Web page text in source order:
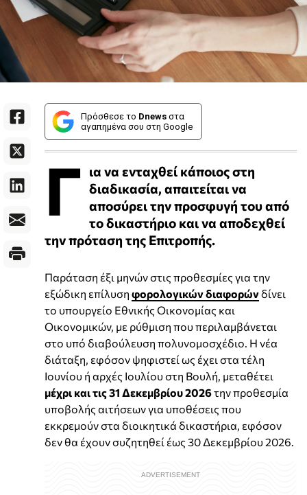
Πρόσθεσε το Dnews στα
αγαπημένα σου στη Google
Γ ια να ενταχθεί κάποιος στη
διαδικασία, απαιτείται να
αποσύρει την προσφυγή του από
το δικαστήριο και να αποδεχθεί
την πρόταση της Επιτροπής.
Παράταση έξι μηνών στις προθεσμίες για την
εξώδικη επίλυση φορολογικών διαφορώνδίνει
το υπουργείο Εθνικής Οικονομίας και
Οικονομικών, με ρύθμιση που περιλαμβάνεται
στο υπό διαβούλευση πολυνομοσχέδιο. Η νέα
διάταξη, εφόσον ψηφιστεί ως έχει στα τέλη
Ιουνίου ή αρχές Ιουλίου στη Βουλή, μεταθέτει
μέχρι και τις 31 Δεκεμβρίου 2026την προθεσμία
υποβολής αιτήσεων για υποθέσεις που
εκκρεμούν στα διοικητικά δικαστήρια, εφόσον
δεν θα έχουν συζητηθεί έως 30 Δεκεμβρίου 2026.